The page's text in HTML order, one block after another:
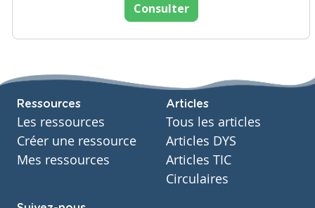
Consulter
Ressources
Les ressources
Créer une ressource
Mes ressources
Articles
Tous les articles
Articles DYS
Articles TIC
Circulaires